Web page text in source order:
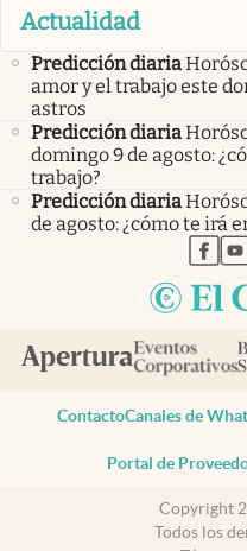
Actualidad
Predicción diaria
amor y el trabajo este
astros
Predicción diaria
domingo 9 de agosto:
trabajo?
Predicción diaria
de agosto: ¿cómo te irá
ContactoCanales de
Portal de
Copyright
Todos los